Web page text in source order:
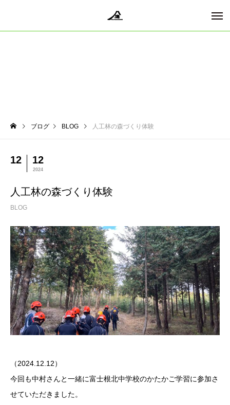
ブログ BLOG 人工林の森づくり体験
12 12
2024
人工林の森づくり体験
BLOG
（2024.12.12）
今回も中村さんと一緒に富士根北中学校のかたかご学習に参加さ
せていただきました。